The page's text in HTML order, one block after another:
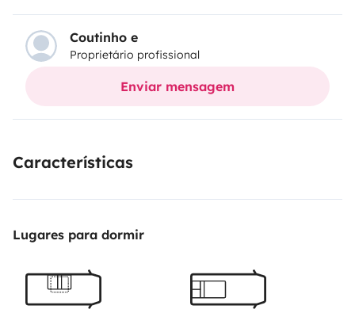
água limpa e 100 litros para depósito de água suja.
Bem como energia autónoma! Para além disto, todas
as nossas autocaravanas incluem botija de gás,
cadeirinha de bebé, químico para WC, , mangueira,,
Coutinho e
Proprietário profissional
Enviar mensagem
Características
Lugares para dormir